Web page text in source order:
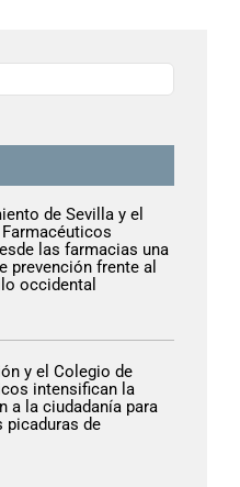
de Sevilla y el
las farmacias una
prevención frente al
occidental
y el Colegio de
intensifican la
a la ciudadanía para
picaduras de